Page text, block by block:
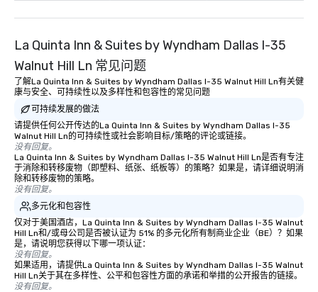
La Quinta Inn & Suites by Wyndham Dallas I-35
Walnut Hill Ln 常见问题
了解La Quinta Inn & Suites by Wyndham Dallas I-35 Walnut Hill Ln有关健
康与安全、可持续性以及多样性和包容性的常见问题
可持续发展的做法
请提供任何公开传达的La Quinta Inn & Suites by Wyndham Dallas I-35
Walnut Hill Ln的可持续性或社会影响目标/策略的评论或链接。
没有回复。
La Quinta Inn & Suites by Wyndham Dallas I-35 Walnut Hill Ln是否有专注
于消除和转移废物（即塑料、纸张、纸板等）的策略？如果是，请详细说明消
除和转移废物的策略。
没有回复。
多元化和包容性
仅对于美国酒店，La Quinta Inn & Suites by Wyndham Dallas I-35 Walnut
Hill Ln和/或母公司是否被认证为 51% 的多元化所有制商业企业（BE）？如果
是，请说明您获得以下哪一项认证：
没有回复。
如果适用，请提供La Quinta Inn & Suites by Wyndham Dallas I-35 Walnut
Hill Ln关于其在多样性、公平和包容性方面的承诺和举措的公开报告的链接。
没有回复。